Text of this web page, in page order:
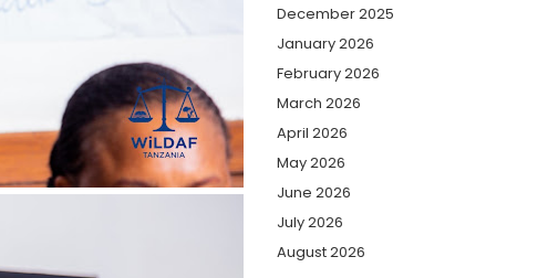
December 2025
January 2026
February 2026
March 2026
April 2026
May 2026
June 2026
July 2026
August 2026